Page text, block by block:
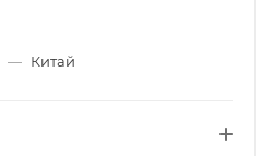
— Китай